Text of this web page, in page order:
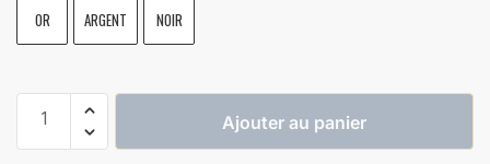
OR ARGENT NOIR
Ajouter au panier